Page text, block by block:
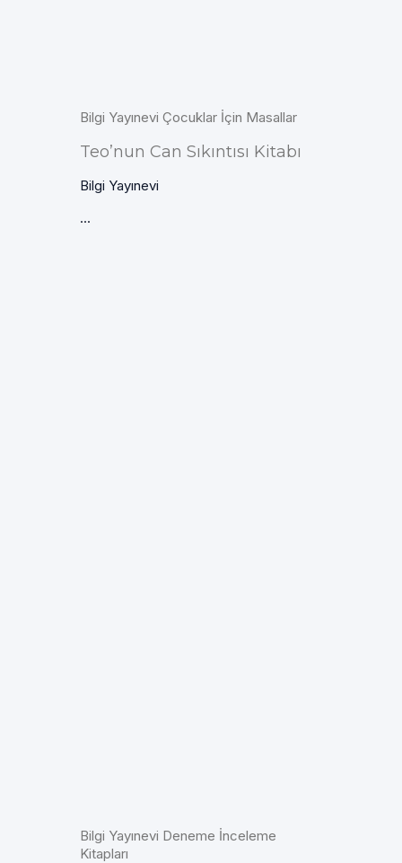
Bilgi Yayınevi Çocuklar İçin Masallar
Teo’nun Can Sıkıntısı Kitabı
Bilgi Yayınevi
...
Bilgi Yayınevi Deneme İnceleme
Kitapları